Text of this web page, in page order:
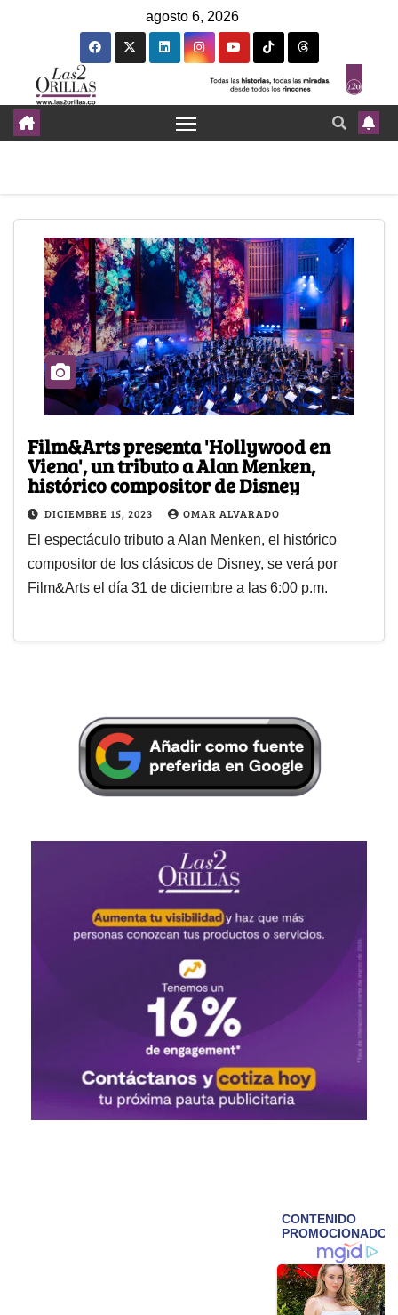
agosto 6, 2026
Film&Arts presenta 'Hollywood en
Viena', un tributo a Alan Menken,
histórico compositor de Disney
DICIEMBRE 15, 2023 OMAR ALVARADO
El espectáculo tributo a Alan Menken, el histórico
compositor de los clásicos de Disney, se verá por
Film&Arts el día 31 de diciembre a las 6:00 p.m.